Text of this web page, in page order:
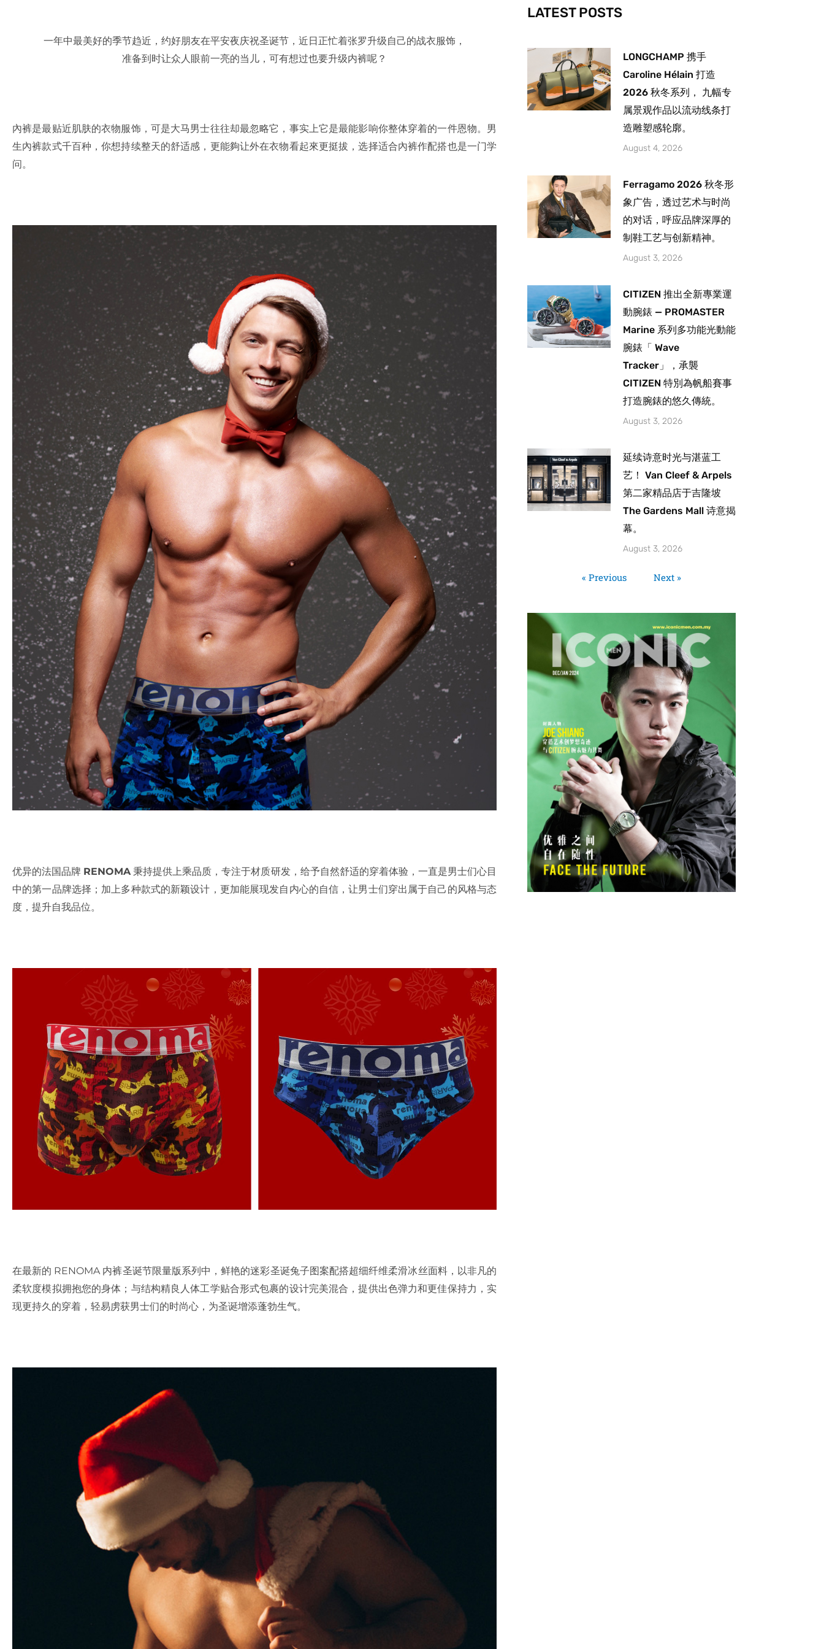
一年中最美好的季节趋近，约好朋友在平安夜庆祝圣诞节，近日正忙着张罗升级自己的战衣服饰，
准备到时让众人眼前一亮的当儿，可有想过也要升级内裤呢？
內裤是最贴近肌肤的衣物服饰，可是大马男士往往却最忽略它，事实上它是最能影响你整体穿着的一件恩物。男
生內裤款式千百种，你想持续整天的舒适感，更能夠让外在衣物看起來更挺拔，选择适合內裤作配搭也是一门学
问。
优异的法国品牌 RENOMA秉持提供上乘品质，专注于材质研发，给予自然舒适的穿着体验，一直是男士们心目
中的第一品牌选择；加上多种款式的新颖设计，更加能展现发自内心的自信，让男士们穿出属于自己的风格与态
度，提升自我品位。
在最新的 RENOMA 内裤圣诞节限量版系列中，鲜艳的迷彩圣诞兔子图案配搭超细纤维柔滑冰丝面料，以非凡的
柔软度模拟拥抱您的身体；与结构精良人体工学贴合形式包裹的设计完美混合，提供出色弹力和更佳保持力，实
现更持久的穿着，轻易虏获男士们的时尚心，为圣诞增添蓬勃生气。
-
f
m
LATEST POSTS
LONGCHAMP 携手
Caroline Hélain 打造
2026 秋冬系列， 九幅专
属景观作品以流动线条打
造雕塑感轮廓。
August 4, 2026
Ferragamo 2026 秋冬形
象广告，透过艺术与时尚
的对话，呼应品牌深厚的
制鞋工艺与创新精神。
August 3, 2026
CITIZEN 推出全新專業運
動腕錶 — PROMASTER
Marine 系列多功能光動能
腕錶「 Wave
Tracker」，承襲
CITIZEN 特別為帆船賽事
打造腕錶的悠久傳統。
August 3, 2026
延续诗意时光与湛蓝工
艺！ Van Cleef & Arpels
第二家精品店于吉隆坡
The Gardens Mall 诗意揭
幕。
August 3, 2026
« Previous Next »